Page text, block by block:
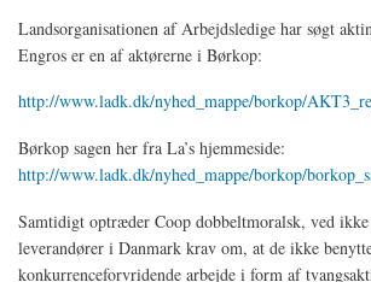
Landsorganisationen af Arbejdsledige har søgt
Engros er en af aktørerne i Børkop:
http://www.ladk.dk/nyhed_mappe/borkop/
Børkop sagen her fra La’s hjemmeside:
http://www.ladk.dk/nyhed_mappe/borkop/
Samtidigt optræder Coop dobbeltmoralsk, ved
leverandører i Danmark krav om, at de ikke
konkurrenceforvridende arbejde i form af